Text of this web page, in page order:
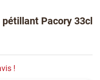
Pacory 33cl
!